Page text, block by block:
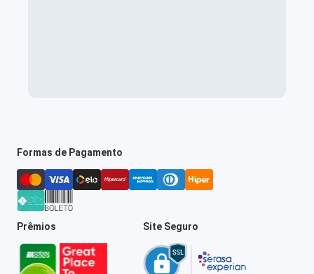
Formas de Pagamento
Prêmios Site Seguro